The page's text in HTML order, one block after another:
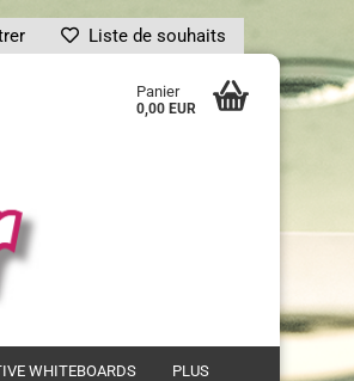
Liste de souhaits
Panier
0,00 EUR
WHITEBOARDS PLUS